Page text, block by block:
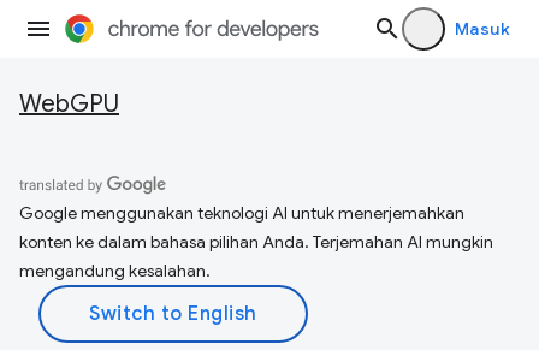
Masuk
WebGPU
Google menggunakan teknologi AI untuk menerjemahkan
konten ke dalam bahasa pilihan Anda. Terjemahan AI mungkin
mengandung kesalahan.